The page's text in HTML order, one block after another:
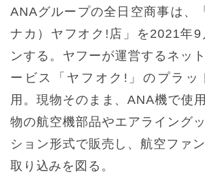
ANAグループの全日空商事は、
ナカ）ヤフオク!店」を2021年
ンする。ヤフーが運営するネッ
ービス「ヤフオク!」のプラッ
用。現物そのまま、ANA機で使
物の航空機部品やエアライング
ション形式で販売し、航空ファ
取り込みを図る。